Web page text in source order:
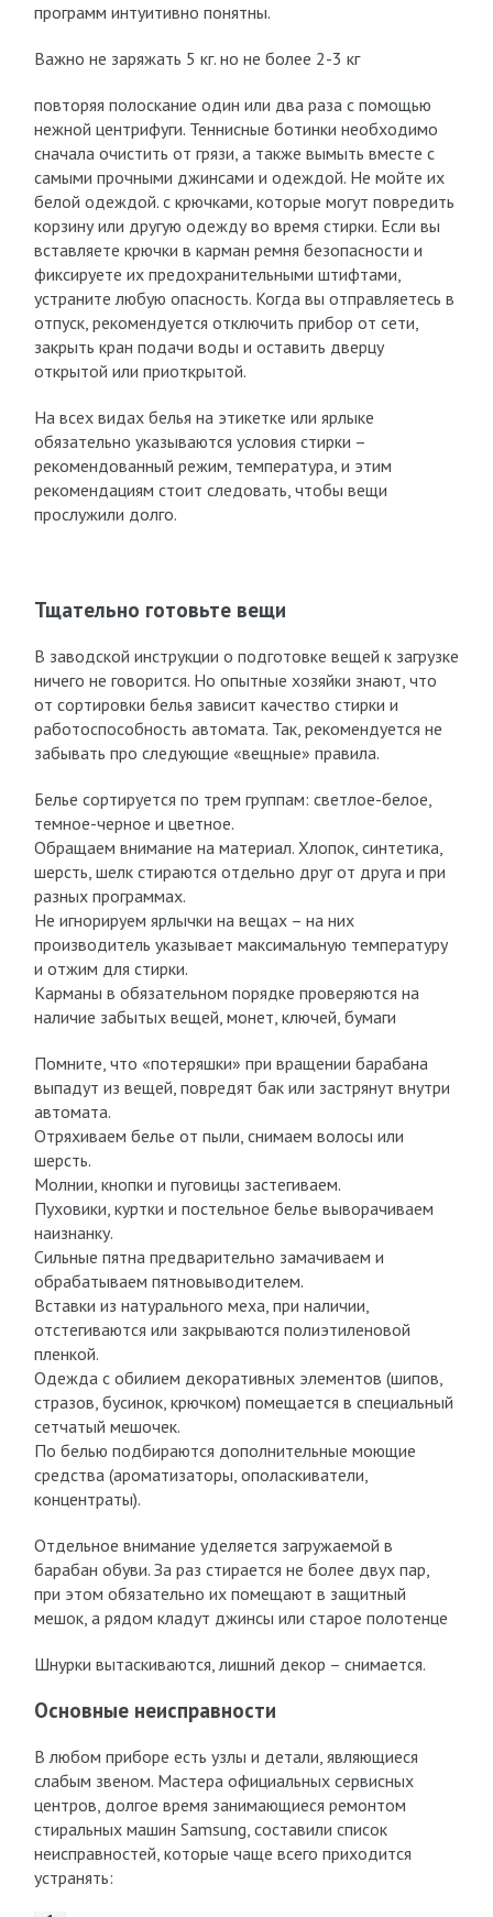
программ интуитивно понятны.
Важно не заряжать 5 кг. но не более 2-3 кг
повторяя полоскание один или два раза с помощью
нежной центрифуги. Теннисные ботинки необходимо
сначала очистить от грязи, а также вымыть вместе с
самыми прочными джинсами и одеждой. Не мойте их
белой одеждой. с крючками, которые могут повредить
корзину или другую одежду во время стирки. Если вы
вставляете крючки в карман ремня безопасности и
фиксируете их предохранительными штифтами,
устраните любую опасность. Когда вы отправляетесь в
отпуск, рекомендуется отключить прибор от сети,
закрыть кран подачи воды и оставить дверцу
открытой или приоткрытой.
На всех видах белья на этикетке или ярлыке
обязательно указываются условия стирки –
рекомендованный режим, температура, и этим
рекомендациям стоит следовать, чтобы вещи
прослужили долго.
Тщательно готовьте вещи
В заводской инструкции о подготовке вещей к загрузке
ничего не говорится. Но опытные хозяйки знают, что
от сортировки белья зависит качество стирки и
работоспособность автомата. Так, рекомендуется не
забывать про следующие «вещные» правила.
Белье сортируется по трем группам: светлое-белое,
темное-черное и цветное.
Обращаем внимание на материал. Хлопок, синтетика,
шерсть, шелк стираются отдельно друг от друга и при
разных программах.
Не игнорируем ярлычки на вещах – на них
производитель указывает максимальную температуру
и отжим для стирки.
Карманы в обязательном порядке проверяются на
наличие забытых вещей, монет, ключей, бумаги
Помните, что «потеряшки» при вращении барабана
выпадут из вещей, повредят бак или застрянут внутри
автомата.
Отряхиваем белье от пыли, снимаем волосы или
шерсть.
Молнии, кнопки и пуговицы застегиваем.
Пуховики, куртки и постельное белье выворачиваем
наизнанку.
Сильные пятна предварительно замачиваем и
обрабатываем пятновыводителем.
Вставки из натурального меха, при наличии,
отстегиваются или закрываются полиэтиленовой
пленкой.
Одежда с обилием декоративных элементов (шипов,
стразов, бусинок, крючком) помещается в специальный
сетчатый мешочек.
По белью подбираются дополнительные моющие
средства (ароматизаторы, ополаскиватели,
концентраты).
Отдельное внимание уделяется загружаемой в
барабан обуви. За раз стирается не более двух пар,
при этом обязательно их помещают в защитный
мешок, а рядом кладут джинсы или старое полотенце
Шнурки вытаскиваются, лишний декор – снимается.
Основные неисправности
В любом приборе есть узлы и детали, являющиеся
слабым звеном. Мастера официальных сервисных
центров, долгое время занимающиеся ремонтом
стиральных машин Samsung, составили список
неисправностей, которые чаще всего приходится
устранять: